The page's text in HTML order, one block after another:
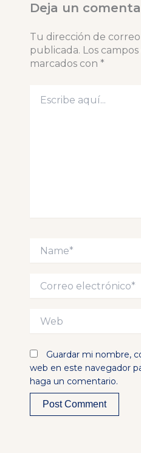
Deja un
Tu dirección de
publicada. Los
marcados con *
aquí...
electrónico*
Guardar mi nombre,
web en este navegador
haga un comentario.